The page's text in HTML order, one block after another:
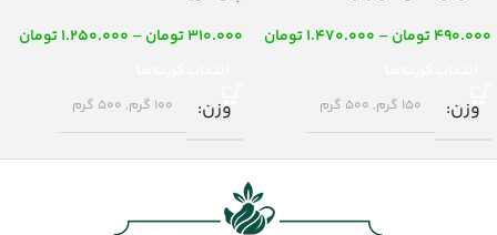
490.000تومان–
1.470.000تومان
وزن 150 گرم , 500 گرم
310.000تومان–
1.250.000تومان
وزن 100 گرم , 500 گرم